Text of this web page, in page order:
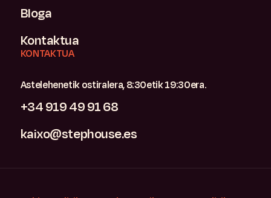
Bloga
Kontaktua
KONTAKTUA
Astelehenetik ostiralera, 8:30etik 19:30era.
+34 919 49 91 68
kaixo@stephouse.es